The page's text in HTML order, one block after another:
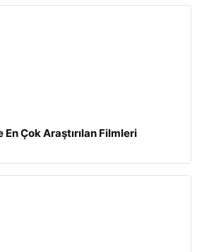
En Çok Araştırılan Filmleri